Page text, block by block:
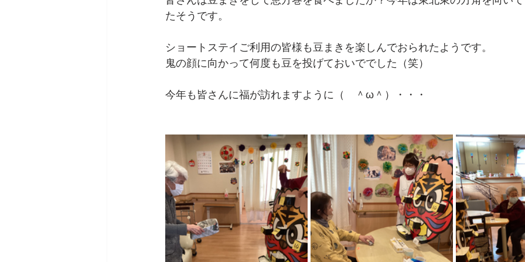
たそうです。
ショートステイご利用の皆様も豆まきを楽しんでおられたようです。
鬼の顔に向かって何度も豆を投げておいででした（笑）
今年も皆さんに福が訪れますように（　＾ω＾）・・・